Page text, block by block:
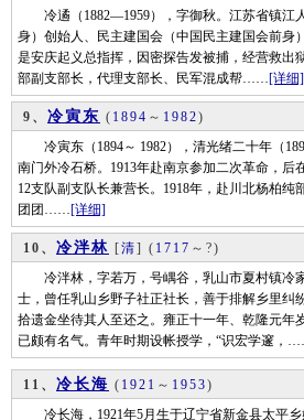
冷遹（1882—1959），字御秋。江苏省镇江
身）创始人、民主建国会（中国民主建国会前身
是安庆起义总指挥，因密探告发被捕，经营救
部副支部长，代理支部长、民军混成帮……[详细]
9、 冷寅东 ( 1894 ～ 1982)
冷寅东（1894～ 1982），清光绪二十年（
南门外冷石桥。1913年赴南京参加二次革命，
12支队副支队长兼营长。1918年，赴川北杨柏
团团……[详细]
10、 冷泮林 [清] ( 1717 ～?)
冷泮林，字若万，号嵎谷，乳山市夏村镇冷
士，曾任乳山乡野子社正社长，善于排解乡里纠
拾遗金坐待其人至还之。雍正十一年、乾隆元年
已颇有名气。青年时期设帐授学，“识宏学邃，
11、 冷长海 ( 1921 ～ 1953)
冷长海，1921年5月生于辽宁省新金县太平乡